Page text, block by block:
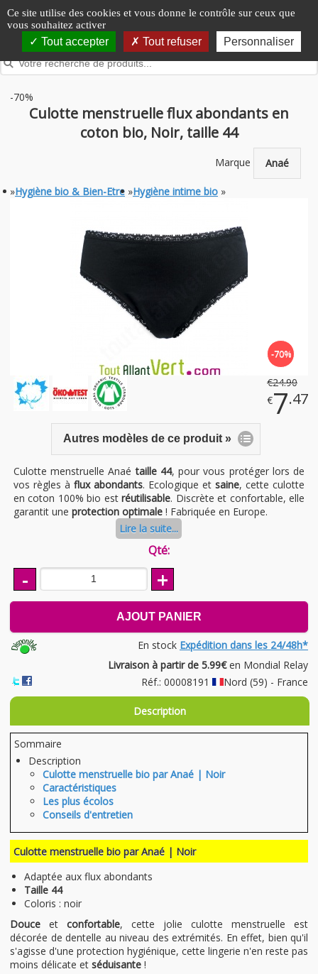
Panneau de gestion des cookies
Ce site utilise des cookies et vous donne le contrôle sur ceux que
vous souhaitez activer
Tout accepter Tout refuser Personnaliser
-70%
Culotte menstruelle flux abondants en
coton bio, Noir, taille 44
Marque Anaé
»Hygiène bio & Bien-Etre »Hygiène intime bio »
-70%
€24.90
€7.47
Autres modèles de ce produit »
Culotte menstruelle Anaétaille 44, pour vous protéger lors de
vos règles à flux abondants. Ecologique et saine, cette culotte
en coton 100% bio estréutilisable. Discrète et confortable, elle
garantit une protection optimale ! Fabriquée en Europe.
Lire la suite...
Qté:
- +
AJOUT PANIER
En stock Expédition dans les 24/48h*
Livraison à partir de 5.99€en Mondial Relay
Réf.: 00008191
Nord (59) - France
Description
Sommaire
Description
Culotte menstruelle bio par Anaé | Noir
Caractéristiques
Les plus écolos
Conseils d'entretien
Culotte menstruelle bio par Anaé | Noir
Adaptée aux flux abondants
Taille 44
Coloris : noir
Douce et confortable, cette jolie culotte menstruelle est
décorée de dentelle au niveau des extrémités. En effet, bien qu'il
s'agisse d'une protection hygiénique, cette lingerie n'en reste pas
moins délicate et séduisante !